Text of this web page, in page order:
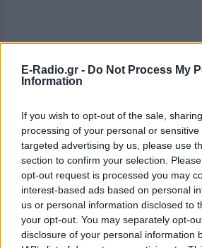
E-Radio.gr - Do Not Process My
Information
If you wish to opt-out of the sale,
processing of your personal or
targeted advertising by us, please use
section to confirm your selection.
opt-out request is processed you may
interest-based ads based on personal
us or personal information disclosed to
your opt-out. You may separately opt-
disclosure of your personal information
ΔΕΙΤΕ ΕΠΙΣΗΣ
ΣΤΗΝ ΙΔΙΑ ΚΑΤΗΓΟΡΙΑ
42χρονη από
πνίγηκε στα
μάρτυρες τα
ΣΉΜΕΡΑ